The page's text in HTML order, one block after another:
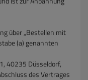
über „Bestellen mit
(a) genannten
Düsseldorf,
des Vertrages